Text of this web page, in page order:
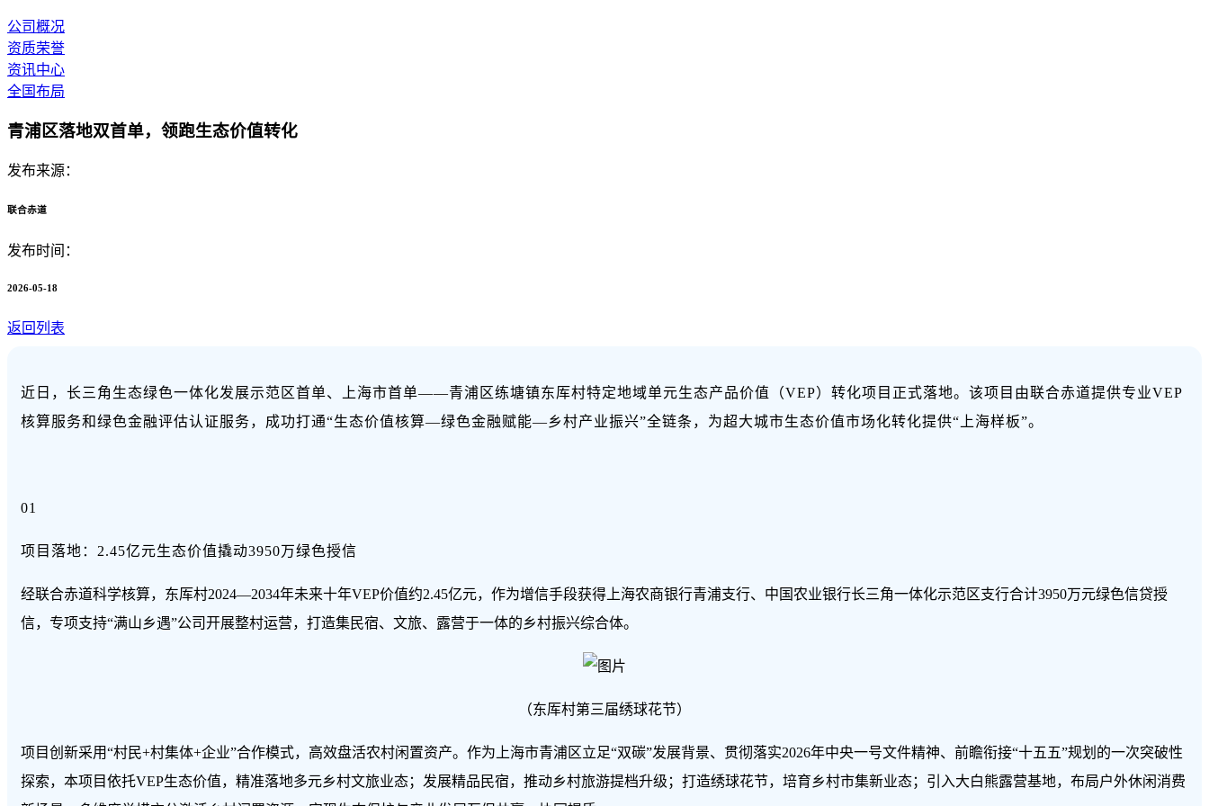
公司概况
资质荣誉
资讯中心
全国布局
青浦区落地双首单，领跑生态价值转化
发布来源：
联合赤道
发布时间：
2026-05-18
返回列表
近日，长三角生态绿色一体化发展示范区首单、上海市首单——青浦区练塘镇东厍村特定地域单元生态产品价值（VEP）转化项目正式落地。该项目由联合赤道提供专业VEP
核算服务和绿色金融评估认证服务，成功打通“生态价值核算—绿色金融赋能—乡村产业振兴”全链条，为超大城市生态价值市场化转化提供“上海样板”。
01
项目落地：2.45亿元生态价值撬动3950万绿色授信
经联合赤道科学核算，东厍村2024—2034年未来十年VEP价值约2.45亿元，作为增信手段获得上海农商银行青浦支行、中国农业银行长三角一体化示范区支行合计3950万元绿色信贷授
信，专项支持“满山乡遇”公司开展整村运营，打造集民宿、文旅、露营于一体的乡村振兴综合体。
（东厍村第三届绣球花节）
项目创新采用“村民+村集体+企业”合作模式，高效盘活农村闲置资产。作为上海市青浦区立足“双碳”发展背景、贯彻落实2026年中央一号文件精神、前瞻衔接“十五五”规划的一次突破性
探索，本项目依托VEP生态价值，精准落地多元乡村文旅业态；发展精品民宿，推动乡村旅游提档升级；打造绣球花节，培育乡村市集新业态；引入大白熊露营基地，布局户外休闲消费